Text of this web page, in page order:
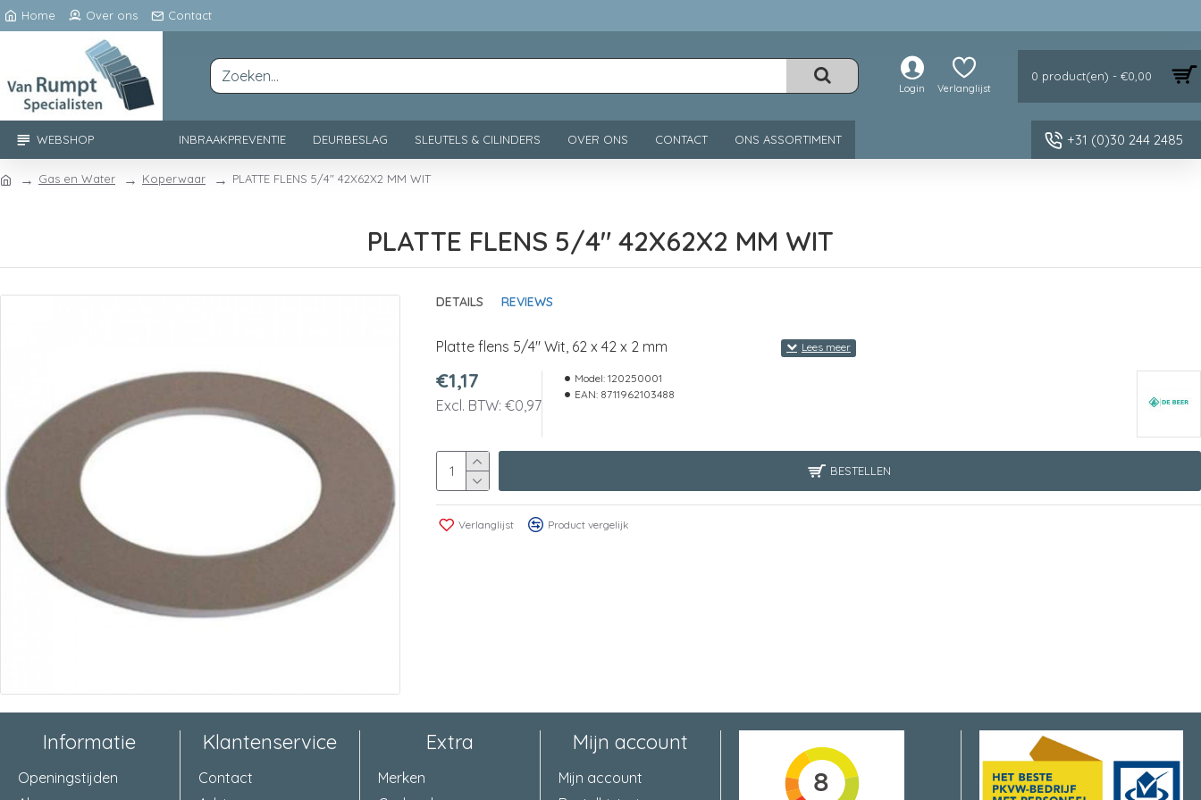
Home Over ons Contact
Login Verlanglijst
0 product(en) - €0,00
WEBSHOP INBRAAKPREVENTIE DEURBESLAG SLEUTELS & CILINDERS OVER ONS CONTACT ONS ASSORTIMENT +31 (0)30 244 2485
Gas en Water Koperwaar PLATTE FLENS 5/4" 42X62X2 MM WIT
PLATTE FLENS 5/4" 42X62X2 MM WIT
DETAILS REVIEWS
Platte flens 5/4" Wit, 62 x 42 x 2 mm
€1,17
Excl. BTW: €0,97
Model: 120250001
EAN: 8711962103488
BESTELLEN
Verlanglijst Product vergelijk
Informatie
Openingstijden
Klantenservice
Contact
Extra
Merken
Mijn account
Mijn account